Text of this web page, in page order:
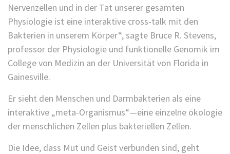
Nervenzellen und in der Tat unserer gesamten
Physiologie ist eine interaktive cross-talk mit den
Bakterien in unserem Körper“, sagte Bruce R. Stevens,
professor der Physiologie und funktionelle Genomik im
College von Medizin an der Universität von Florida in
Gainesville.
Er sieht den Menschen und Darmbakterien als eine
interaktive „meta-Organismus“—eine einzelne ökologie
der menschlichen Zellen plus bakteriellen Zellen.
Die Idee, dass Mut und Geist verbunden sind, geht